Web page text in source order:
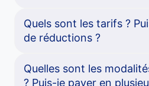
Quels sont les tarifs ?
de réductions ?
Quelles sont les
? Puis-je payer en